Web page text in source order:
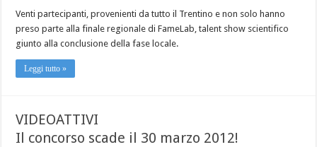
Venti partecipanti, provenienti da tutto il Trentino e non solo hanno
preso parte alla finale regionale di FameLab, talent show scientifico
giunto alla conclusione della fase locale.
Leggi tutto »
VIDEOATTIVI
Il concorso scade il 30 marzo 2012!